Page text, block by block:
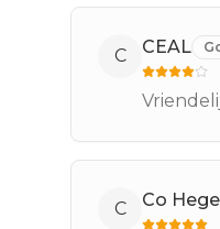
C CEAL
C Co